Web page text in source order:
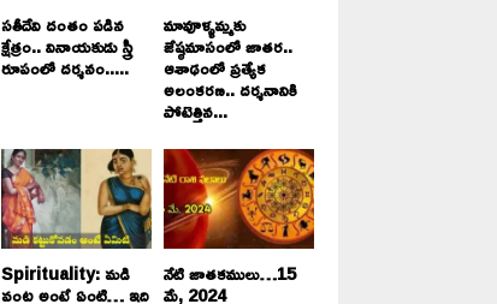
సతీదేవి దంతం పడిన
క్షేత్రం.. వినాయకుడు స్త్రీ
రూపంలో దర్శనం.....
మావూళ్ళమ్మకు
జేష్ఠమాసంలో జాతర..
ఆశాఢంలో ప్రత్యేక
అలంకరణ.. దర్శనానికి
పోటెత్తిన...
Spirituality: మడి
వంట అంటే ఏంటి… ఇది
నేటి జాతకములు…15
మే, 2024